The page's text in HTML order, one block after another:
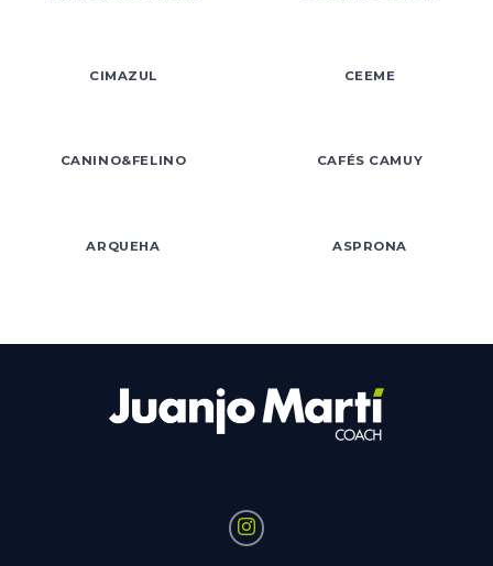
CIMAZUL CEEME
CANINO&FELINO CAFÉS CAMUY
ARQUEHA ASPRONA